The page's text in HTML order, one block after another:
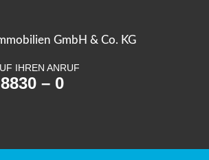
GmbH & Co. KG
IHREN ANRUF
– 0